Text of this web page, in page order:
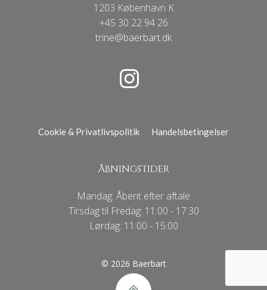
1203 København K
+45 30 22 94 26
trine@baerbart.dk
Cookie & Privatlivspolitik Handelsbetingelser
ÅBNINGSTIDER
Mandag: Åbent efter aftale
Tirsdag til Fredag: 11:00 - 17:30
Lørdag: 11:00 - 15:00
© 2026 Baerbart